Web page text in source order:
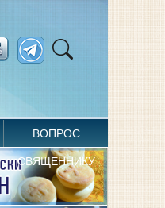
ВОПРОС
СВЯЩЕННИКУ